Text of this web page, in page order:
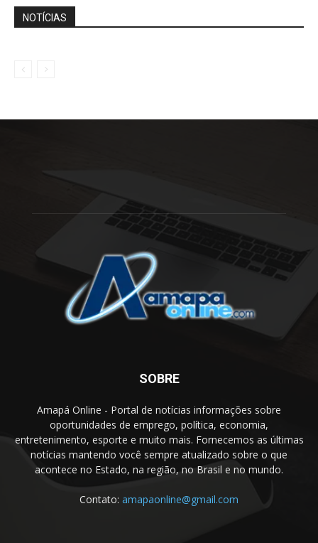
NOTÍCIAS
SOBRE
Amapá Online - Portal de notícias informações sobre
oportunidades de emprego, política, economia,
entretenimento, esporte e muito mais. Fornecemos as últimas
notícias mantendo você sempre atualizado sobre o que
acontece no Estado, na região, no Brasil e no mundo.
Contato: amapaonline@gmail.com